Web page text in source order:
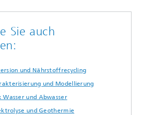
Sie auch
und Nährstoffrecycling
und Modellierung
Wasser und Abwasser
und Geothermie